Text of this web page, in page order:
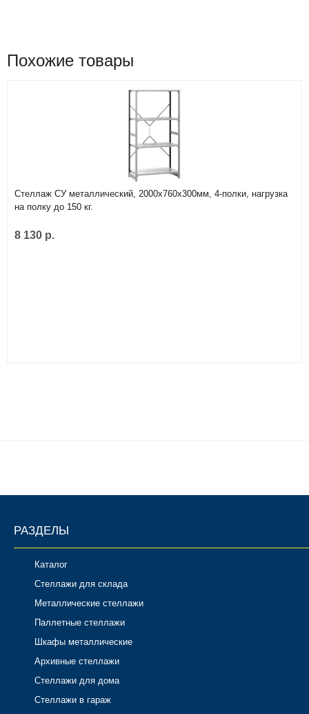
Похожие товары
Стеллаж СУ металлический, 2000х760х300мм, 4-полки, нагрузка
на полку до 150 кг.
8 130 р.
РАЗДЕЛЫ
Каталог
Стеллажи для склада
Металлические стеллажи
Паллетные стеллажи
Шкафы металлические
Архивные стеллажи
Стеллажи для дома
Стеллажи в гараж